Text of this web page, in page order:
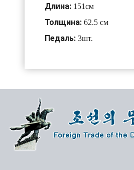
Длина: 151см
Толщина:62.5 см
Педаль:3шт.